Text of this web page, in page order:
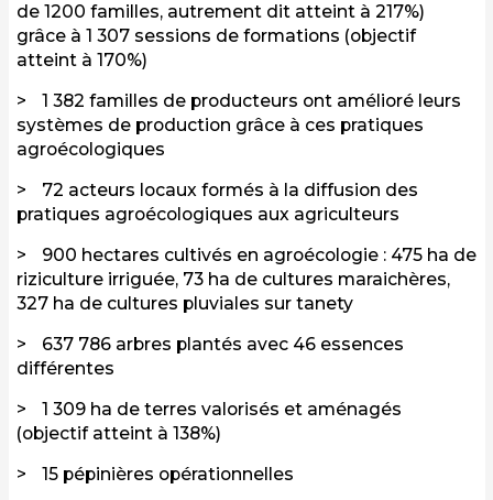
de 1200 familles, autrement dit atteint à 217%)
grâce à 1 307 sessions de formations (objectif
atteint à 170%)
1 382 familles de producteurs ont amélioré leurs
systèmes de production grâce à ces pratiques
agroécologiques
72 acteurs locaux formés à la diffusion des
pratiques agroécologiques aux agriculteurs
900 hectares cultivés en agroécologie : 475 ha de
riziculture irriguée, 73 ha de cultures maraichères,
327 ha de cultures pluviales sur tanety
637 786 arbres plantés avec 46 essences
différentes
1 309 ha de terres valorisés et aménagés
(objectif atteint à 138%)
15 pépinières opérationnelles